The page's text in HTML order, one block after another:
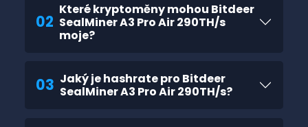
02
Které kryptoměny mohou Bitdeer
SealMiner A3 Pro Air 290TH/s
moje?
03 Jaký je hashrate pro Bitdeer
SealMiner A3 Pro Air 290TH/s?